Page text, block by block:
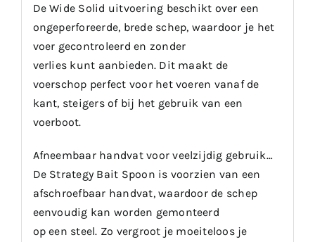
De Wide Solid uitvoering beschikt over een
ongeperforeerde, brede schep, waardoor je het
voer gecontroleerd en zonder
verlies kunt aanbieden. Dit maakt de
voerschop perfect voor het voeren vanaf de
kant, steigers of bij het gebruik van een
voerboot.
Afneembaar handvat voor veelzijdig gebruik…
De Strategy Bait Spoon is voorzien van een
afschroefbaar handvat, waardoor de schep
eenvoudig kan worden gemonteerd
op een steel. Zo vergroot je moeiteloos je